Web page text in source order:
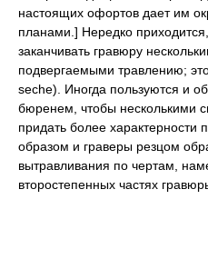
настоящих офортов дает им
планами.] Нередко
заканчивать гравюру
подвергаемыми травлению;
seche). Иногда пользуются и
бюренем, чтобы несколькими
придать более
образом и граверы резцом
вытравливания по чертам,
второстепенных частях